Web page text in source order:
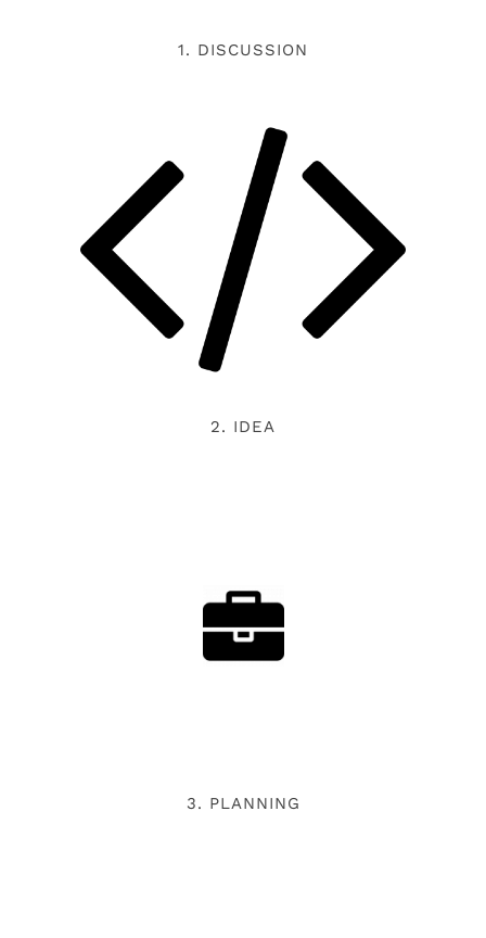
1. DISCUSSION
2. IDEA
3. PLANNING